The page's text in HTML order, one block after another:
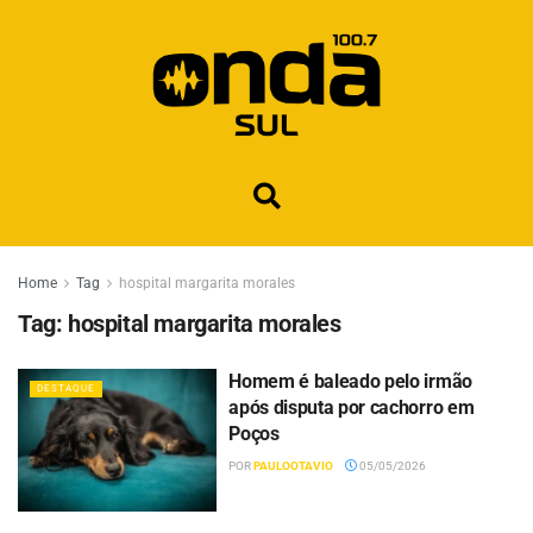
Home Tag hospital margarita morales
Tag: hospital margarita morales
DESTAQUE
Homem é baleado pelo irmão
após disputa por cachorro em
Poços
PORPAULOOTAVIO 05/05/2026